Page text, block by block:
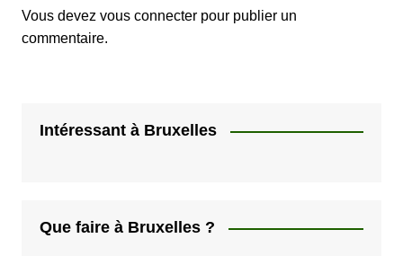
Vous devez vous connecterpour publier un
commentaire.
Intéressant à Bruxelles
Que faire à Bruxelles ?